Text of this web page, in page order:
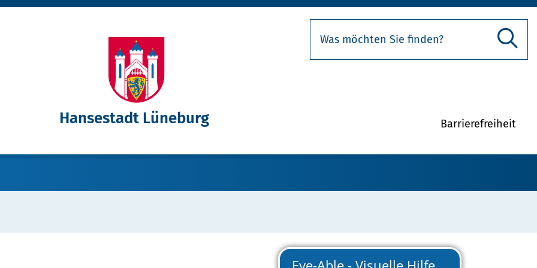
Barrierefreiheit
Hansestadt Lüneburg